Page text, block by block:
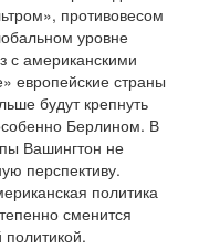
противовесом
уровне
с американскими
европейские страны
будут крепнуть
Берлином. В
Вашингтон не
перспективу.
политика
сменится